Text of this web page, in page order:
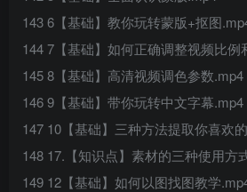
143 6【基础】教你玩转蒙版+抠图
144 7【基础】如何正确调整视频比例
145 8【基础】高清视频调色参数.mp4
146 9【基础】带你玩转中文字幕.mp4
147 10【基础】三种方法提取你喜欢
148 17.【知识点】素材的三种使用方
149 12【基础】如何以图找图教学